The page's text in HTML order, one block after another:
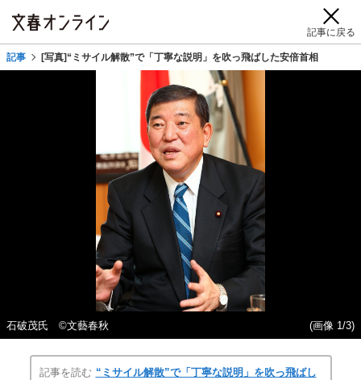
記事に戻る
記事 [写真]“ミサイル解散”で「丁寧な説明」を吹っ飛ばした安倍首相
石破茂氏 ©文藝春秋 (画像 1/3)
記事を読む “ミサイル解散”で「丁寧な説明」を吹っ飛ばし